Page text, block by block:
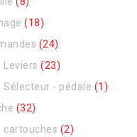
(18)
(24)
Leviers (23)
Sélecteur - pédale (1)
(32)
cartouches (2)